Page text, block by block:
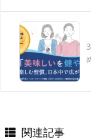
関連記事